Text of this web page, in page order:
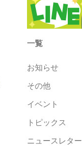
一覧
お知らせ
その他
イベント
トピックス
ニュースレター